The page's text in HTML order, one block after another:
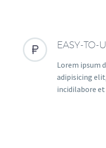

 EASY-TO-
Lorem ipsum
adipisicing
incidilabore